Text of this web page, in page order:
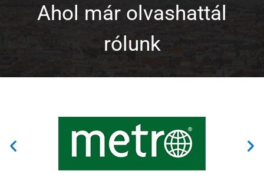
Ahol már olvashattál
rólunk